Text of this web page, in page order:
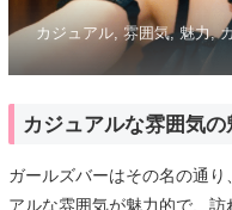
カジュアル, 雰囲気, 魅力,
カジュアルな雰囲気の
ガールズバーはその名の通
アルな雰囲気が魅力的で、